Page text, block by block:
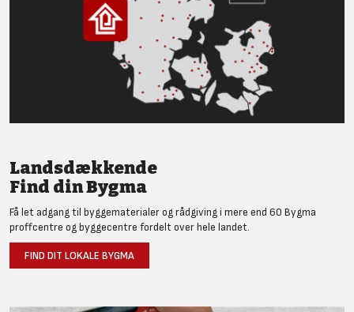
Landsdækkende
Find din Bygma
Få let adgang til byggematerialer og rådgiving i mere end 60 Bygma
proffcentre og byggecentre fordelt over hele landet.
FIND DIT LOKALE BYGMA